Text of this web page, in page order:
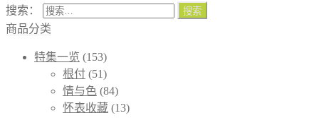
搜索：
商品分类
特集一览 (153)
根付 (51)
情与色 (84)
怀表收藏 (13)